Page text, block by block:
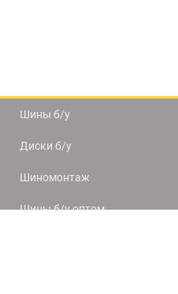
Шины б/у
Диски б/у
Шиномонтаж
Шины б/у оптом